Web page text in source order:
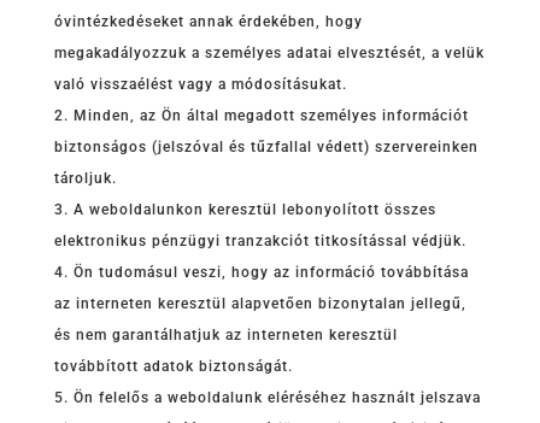
óvintézkedéseket annak érdekében, hogy
megakadályozzuk a személyes adatai elvesztését, a velük
való visszaélést vagy a módosításukat.
Minden, az Ön által megadott személyes információt
biztonságos (jelszóval és tűzfallal védett) szervereinken
tároljuk.
A weboldalunkon keresztül lebonyolított összes
elektronikus pénzügyi tranzakciót titkosítással védjük.
Ön tudomásul veszi, hogy az információ továbbítása
az interneten keresztül alapvetően bizonytalan jellegű,
és nem garantálhatjuk az interneten keresztül
továbbított adatok biztonságát.
Ön felelős a weboldalunk eléréséhez használt jelszava